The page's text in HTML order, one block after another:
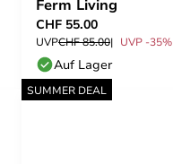
Ferm Living
CHF 55.00
UVPCHF 85.00 UVP -35%
Auf Lager
SUMMER DEAL